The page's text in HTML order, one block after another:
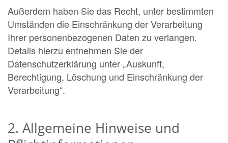
Außerdem haben Sie das Recht, unter bestimmten
Umständen die Einschränkung der Verarbeitung
Ihrer personenbezogenen Daten zu verlangen.
Details hierzu entnehmen Sie der
Datenschutzerklärung unter „Auskunft,
Berechtigung, Löschung und Einschränkung der
Verarbeitung“.
2. Allgemeine Hinweise und